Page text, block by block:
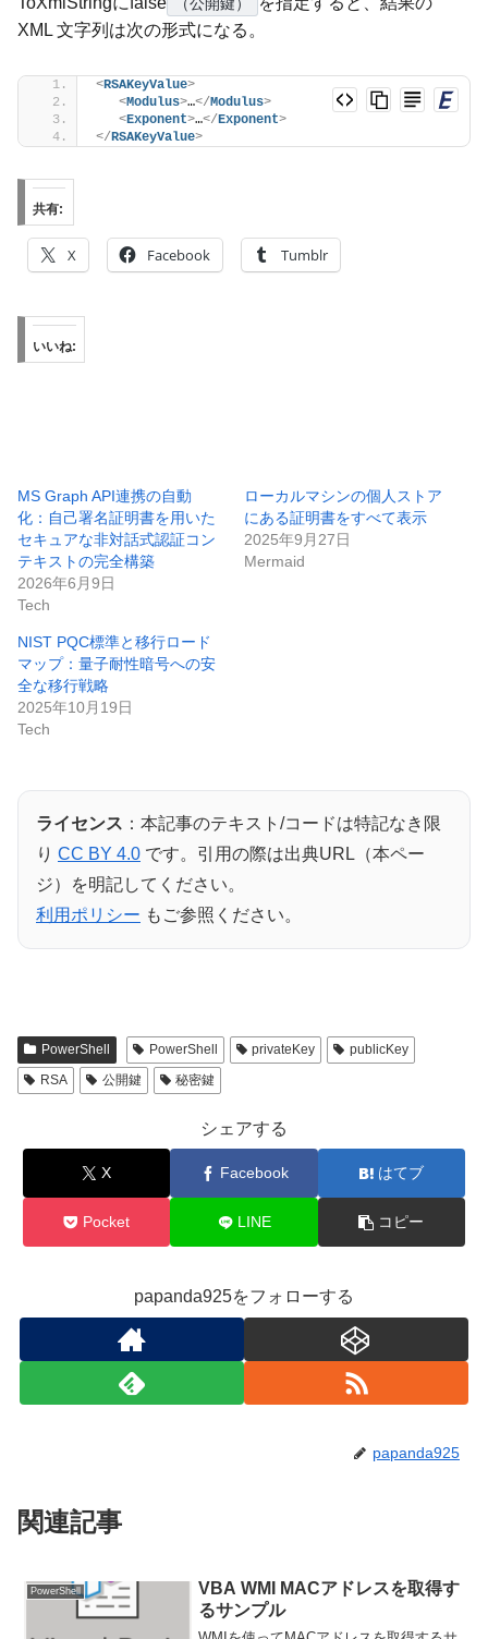
XML 文字列は次の形式になる。
<RSAKeyValue>
<Modulus>…</Modulus>
<Exponent>…</Exponent>
</RSAKeyValue>
共有:
X Facebook Tumblr
いいね:
MS Graph API連携の自動
化：自己署名証明書を用いた
セキュアな非対話式認証コン
テキストの完全構築
2026年6月9日
Tech
ローカルマシンの個人ストア
にある証明書をすべて表示
2025年9月27日
Mermaid
NIST PQC標準と移行ロード
マップ：量子耐性暗号への安
全な移行戦略
2025年10月19日
Tech
ライセンス ：本記事のテキスト/コードは特記なき限
り CC BY 4.0 です。引用の際は出典URL（本ペー
ジ）を明記してください。
利用ポリシー もご参照ください。
PowerShell PowerShell privateKey
publicKey
RSA
公開鍵 秘密鍵
シェアする
X Facebook はてブ
Pocket LINE コピー
papanda925をフォローする
papanda925
関連記事
PowerShell
VBA WMI MACアドレスを取得す
るサンプル